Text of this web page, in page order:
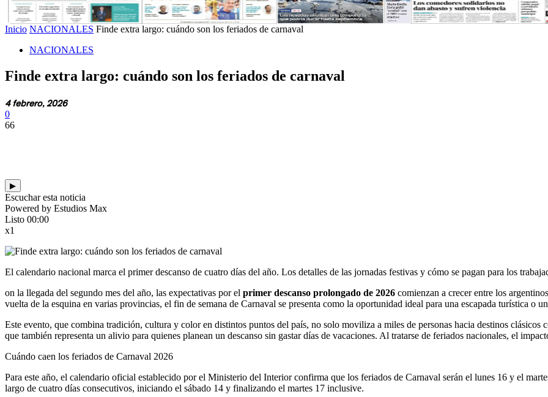
Inicio NACIONALES Finde extra largo: cuándo son los feriados de carnaval
NACIONALES
Finde extra largo: cuándo son los feriados de carnaval
4 febrero, 2026
0
66
▶
Escuchar esta noticia
Powered by Estudios Max
Listo 00:00
x1
El calendario nacional marca el primer descanso de cuatro días del año. Los detalles de las jornadas festivas y cómo se pagan para los
on la llegada del segundo mes del año, las expectativas por el primer descanso prolongado de 2026 comienzan a crecer entre los
vuelta de la esquina en varias provincias, el fin de semana de Carnaval se presenta como la oportunidad ideal para una escapada turística o
Este evento, que combina tradición, cultura y color en distintos puntos del país, no solo moviliza a miles de personas hacia destinos
que también representa un alivio para quienes planean un descanso sin gastar días de vacaciones. Al tratarse de feriados nacionales, el
Cuándo caen los feriados de Carnaval 2026
Para este año, el calendario oficial establecido por el Ministerio del Interior confirma que los feriados de Carnaval serán el lunes 16 y el
largo de cuatro días consecutivos, iniciando el sábado 14 y finalizando el martes 17 inclusive.